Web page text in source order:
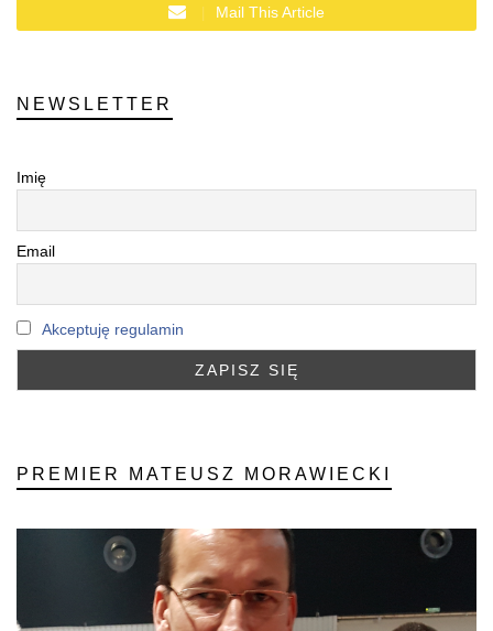
Mail This Article
NEWSLETTER
Imię
Email
Akceptuję regulamin
PREMIER MATEUSZ MORAWIECKI